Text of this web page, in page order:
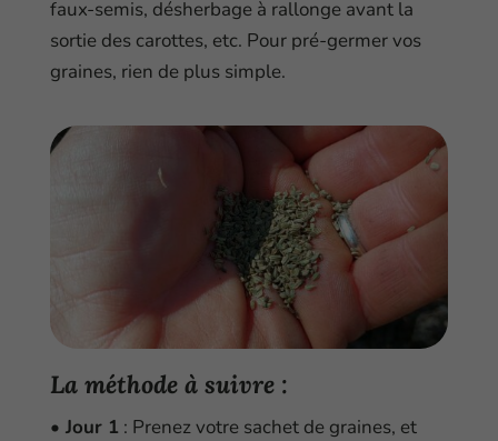
faux-semis, désherbage à rallonge avant la
sortie des carottes, etc. Pour pré-germer vos
graines, rien de plus simple.
La méthode à suivre:
• Jour 1 : Prenez votre sachet de graines, et